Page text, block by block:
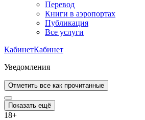
Перевод
Книги в аэропортах
Публикация
Все услуги
КабинетКабинет
Уведомления
Отметить все как прочитанные
Показать ещё
18+